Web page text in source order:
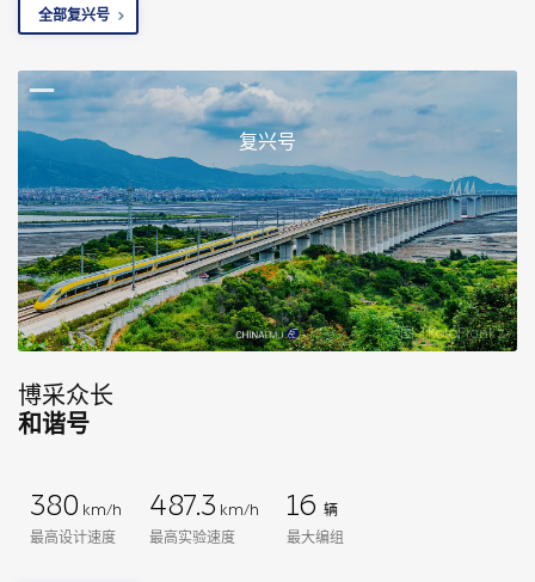
全部复兴号
图 / KoloFrankz
复兴号
博采众长
和谐号
380 km/h
最高设计速度
487.3 km/h
最高实验速度
16 辆
最大编组